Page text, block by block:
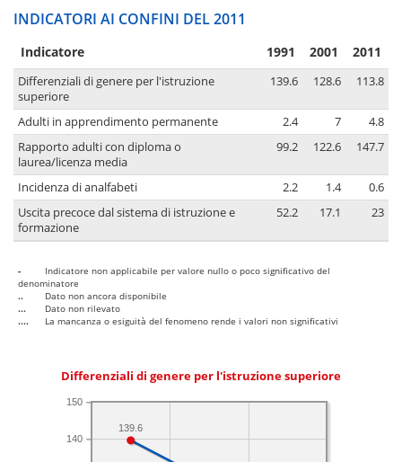
INDICATORI AI CONFINI DEL 2011
Indicatore 1991 2001 2011
Differenziali di genere per l'istruzione
superiore
139.6 128.6 113.8
Adulti in apprendimento permanente 2.4 7
4.8
Rapporto adulti con diploma o
laurea/licenza media
99.2 122.6 147.7
Incidenza di analfabeti 2.2 1.4
0.6
Uscita precoce dal sistema di istruzione e
formazione
52.2 17.1 23
-
Indicatore non applicabile per valore nullo o poco significativo del
denominatore
..
Dato non ancora disponibile
...
Dato non rilevato
....
La mancanza o esiguità del fenomeno rende i valori non significativi
Differenziali di genere per l'istruzione superiore
140
150
139.6